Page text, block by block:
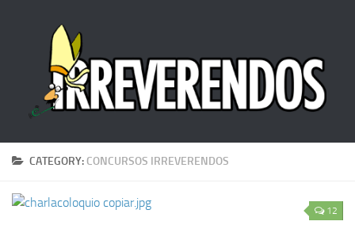
CATEGORY: CONCURSOS IRREVERENDOS
12